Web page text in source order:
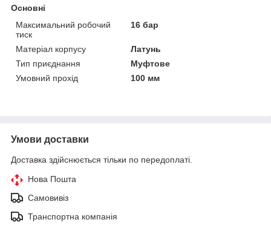
Основні
Максимальний робочий
тиск
16 бар
Матеріал корпусу
Латунь
Тип приєднання
Муфтове
Умовний прохід
100 мм
Умови доставки
Доставка здійснюється тільки по передоплаті.
Нова Пошта
Самовивіз
Транспортна компанія